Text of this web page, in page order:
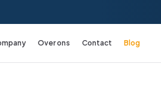
Over ons Contact Blog